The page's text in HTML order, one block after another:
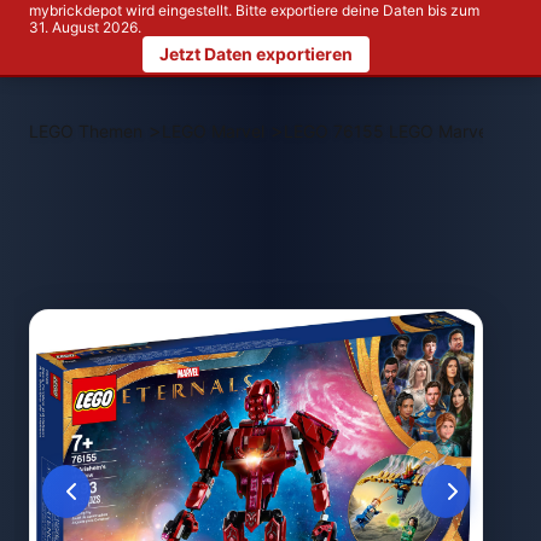
mybrickdepot wird eingestellt. Bitte exportiere deine Daten bis zum
31. August 2026.
Jetzt Daten exportieren
LEGO Themen > LEGO 76155 LEGO Marvel